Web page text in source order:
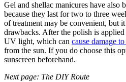
Gel and shellac manicures have also
because they last for two to three
of treatment may be convenient, but
drawbacks. After the polish is
UV light, which can cause damage
from the sun. If you do choose this
sunscreen beforehand.
Next page: The DIY Route